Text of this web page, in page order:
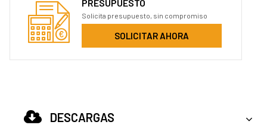
PRESUPUESTO
Solicita presupuesto, sin compromiso
SOLICITAR AHORA
DESCARGAS